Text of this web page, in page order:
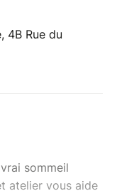
4B Rue du
sommeil
atelier vous aide